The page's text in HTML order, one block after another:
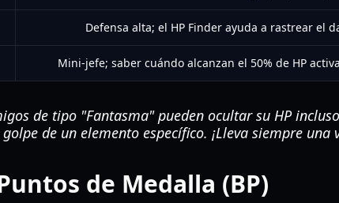
Defensa alta; el HP Finder ayuda a rastrear el
Mini-jefe; saber cuándo alcanzan el 50% de HP
de tipo "Fantasma" pueden ocultar su HP
de un elemento específico. ¡Lleva siempre una
de Medalla (BP)